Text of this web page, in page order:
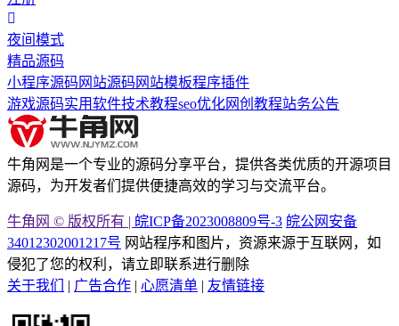
夜间模式
精品源码
小程序源码 网站源码 网站模板程序插件
游戏源码实用软件技术教程seo优化网创教程站务公告
牛角网是一个专业的源码分享平台，提供各类优质的开源项目
源码，为开发者们提供便捷高效的学习与交流平台。
牛角网 © 版权所有 | 皖ICP备2023008809号-3 皖公网安备
34012302001217号 网站程序和图片，资源来源于互联网，如
侵犯了您的权利，请立即联系进行删除
关于我们
| 广告合作 | 心愿清单 | 友情链接